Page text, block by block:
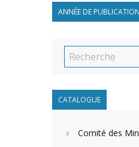
ANNÉE DE PUBLICATION
CATALOGUE
Comité des